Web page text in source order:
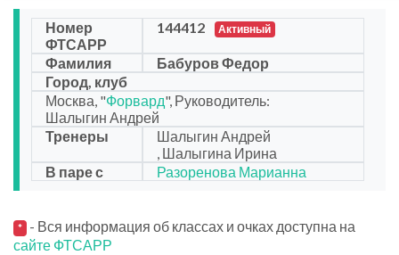
Номер
ФТСАРР
144412 Активный
Фамилия
Бабуров Федор
Город, клуб
Москва, "Форвард", Руководитель:
Шалыгин Андрей
Тренеры
Шалыгин Андрей
, Шалыгина Ирина
В паре с
Разоренова Марианна
* - Вся информация об классах и очках доступна на
сайте ФТСАРР